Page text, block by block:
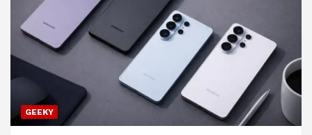
GEEKY